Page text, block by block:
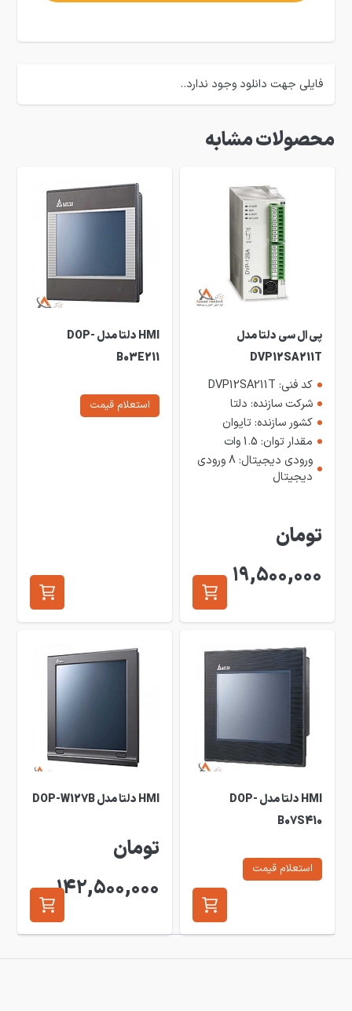
فایلی جهت دانلود وجود ندارد..
محصولات مشابه
پی ال سی دلتا مدل
DVP12SA211T
کد فنی: DVP12SA211T
شرکت سازنده: دلتا
کشور سازنده: تایوان
مقدار توان: 1.5 وات
ورودی دیجیتال: 8 ورودی
دیجیتال
تومان
19,500,000
HMI دلتا مدل DOP-
B03E211
استعلام قیمت
HMI دلتا مدل DOP-
B07S410
استعلام قیمت
HMI دلتا مدل DOP-W127B
تومان
142,500,000